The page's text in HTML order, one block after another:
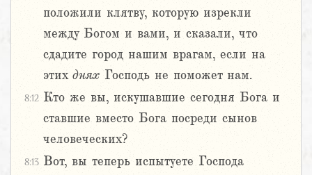
положили клятву, которую изрекли
между Богом и вами, и сказали, что
сдадите город нашим врагам, если на
этих днях Господь не поможет нам.
8:12 Кто же вы, искушавшие сегодня Бога и
ставшие вместо Бога посреди сынов
человеческих?
8:13 Вот, вы теперь испытуете Господа